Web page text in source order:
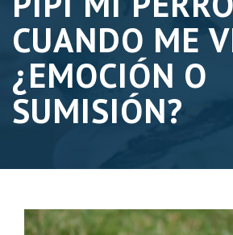
CUANDO ME
¿EMOCIÓN O
SUMISIÓN?